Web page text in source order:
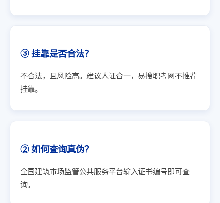
③ 挂靠是否合法？
不合法，且风险高。建议人证合一，易搜职考网不推荐
挂靠。
② 如何查询真伪？
全国建筑市场监管公共服务平台输入证书编号即可查
询。